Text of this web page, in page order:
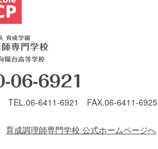
TEL.06-6411-6921 FAX.06-6411-6925
育成調理師専門学校 公式ホームページへ